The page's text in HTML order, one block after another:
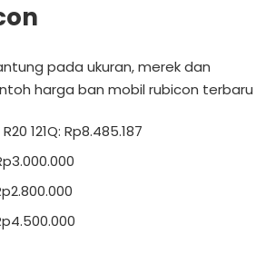
pada ukuran, merek dan
harga ban mobil rubicon terbaru
121Q: Rp8.485.187